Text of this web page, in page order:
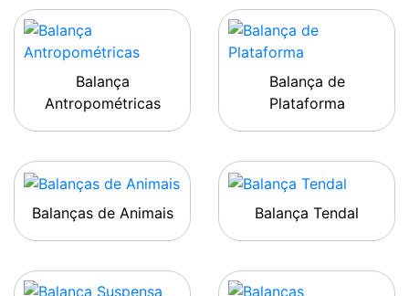
Balança
Antropométricas
Balança de
Plataforma
Balanças de Animais Balança Tendal